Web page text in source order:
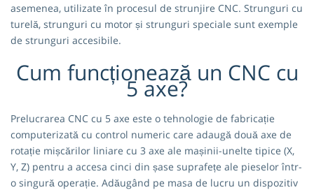
asemenea, utilizate în procesul de strunjire CNC. Strunguri cu
turelă, strunguri cu motor și strunguri speciale sunt exemple
de strunguri accesibile.
Cum funcționează un CNC cu
5 axe?
Prelucrarea CNC cu 5 axe este o tehnologie de fabricație
computerizată cu control numeric care adaugă două axe de
rotație mișcărilor liniare cu 3 axe ale mașinii-unelte tipice (X,
Y, Z) pentru a accesa cinci din șase suprafețe ale pieselor într-
o singură operație. Adăugând pe masa de lucru un dispozitiv